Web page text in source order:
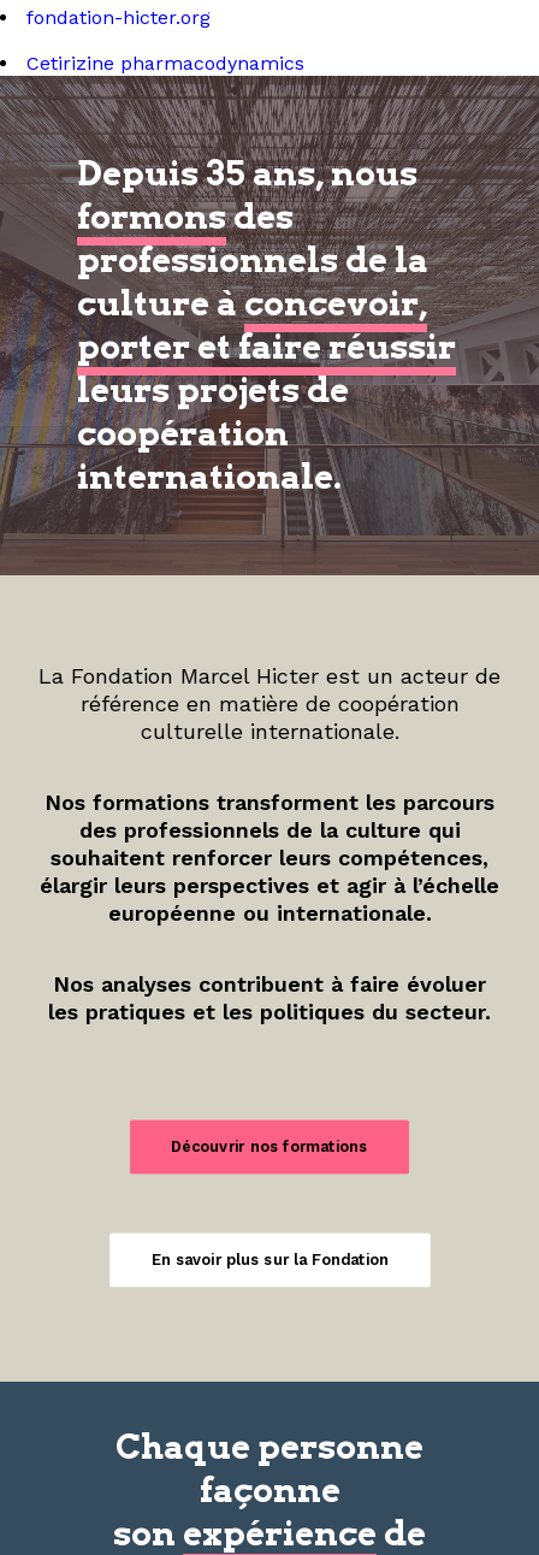
fondation-hicter.org
Cetirizine pharmacodynamics
Depuis 35 ans, nous
formonsdes
professionnels de la
culture àconcevoir,
porter et faire réussir
leurs projets de
coopération
internationale.
La Fondation Marcel Hicter est un acteur de
référence en matière de coopération
culturelle internationale.
Nos formations transforment les parcours
des professionnels de la culture qui
souhaitent renforcer leurs compétences,
élargir leurs perspectives et agir à l’échelle
européenne ou internationale.
Nos analyses contribuent à faire évoluer
les pratiques et les politiques du secteur.
Découvrir nos formations
En savoir plus sur la Fondation
Chaque personne
façonne
son expérience de